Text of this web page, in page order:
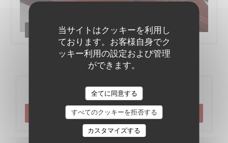
当サイトはクッキーを利用し
ております。お客様自身でク
ッキー利用の設定および管理
ができます。
全てに同意する
すべてのクッキーを拒否する
カスタマイズする
Le Brandevin
ご予約
予約